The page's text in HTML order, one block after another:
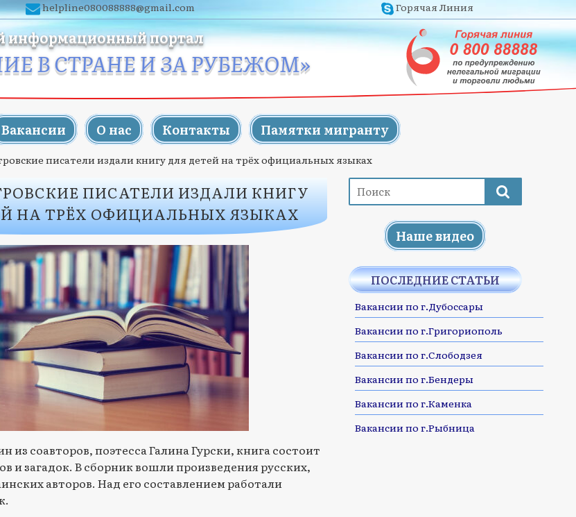
helpline080088888@gmail.com Горячая Линия
информационный портал
В СТРАНЕ И ЗА РУБЕЖОМ»
Вакансии О нас Контакты Памятки мигранту
писатели издали книгу для детей на трёх официальных языках
ПИСАТЕЛИ ИЗДАЛИ КНИГУ
НА ТРЁХ ОФИЦИАЛЬНЫХ ЯЗЫКАХ
из соавторов, поэтесса Галина Гурски, книга состоит
и загадок. В сборник вошли произведения русских,
авторов. Над его составлением работали
Наше видео
ПОСЛЕДНИЕ СТАТЬИ
Вакансии по г.Дубоссары
Вакансии по г.Григориополь
Вакансии по г.Слободзея
Вакансии по г.Бендеры
Вакансии по г.Каменка
Вакансии по г.Рыбница